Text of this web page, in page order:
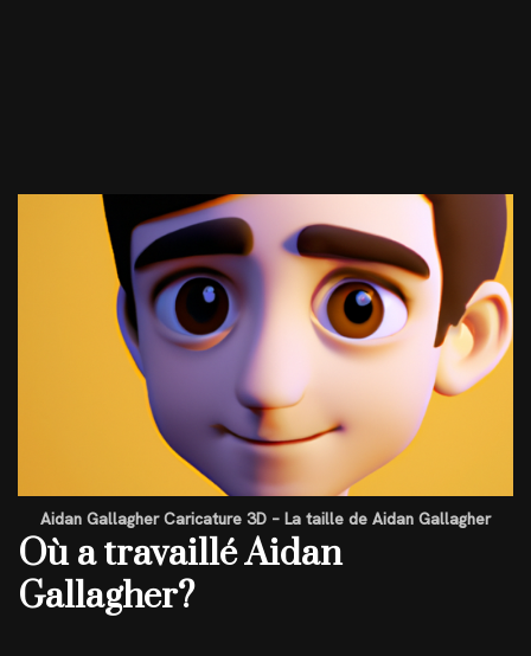
Aidan Gallagher Caricature 3D – La taille de Aidan Gallagher
Où a travaillé Aidan
Gallagher?